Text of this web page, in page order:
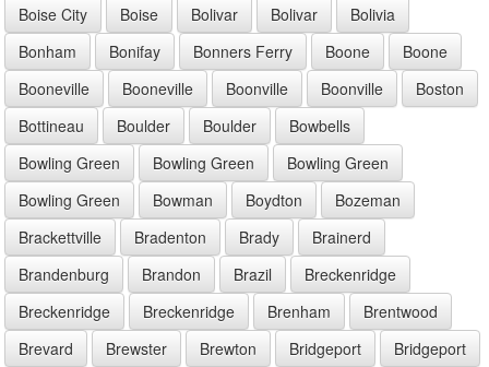
Boise City
Boise Bolivar Bolivar
Bolivia
Bonham
Bonifay Bonners Ferry Boone
Boone
Booneville
Booneville Boonville Boonville
Boston
Bottineau
Boulder Boulder
Bowbells
Bowling Green
Bowling Green
Bowling Green
Bowling Green
Bowman Boydton
Bozeman
Brackettville
Bradenton Brady
Brainerd
Brandenburg
Brandon Brazil
Breckenridge
Breckenridge
Breckenridge Brenham
Brentwood
Brevard
Brewster Brewton Bridgeport
Bridgeport